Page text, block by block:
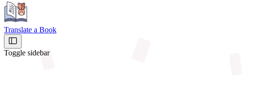
Translate a Book
Toggle sidebar